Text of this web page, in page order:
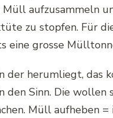
Müll aufzusammeln
zu stopfen. Für
eine grosse
der herumliegt, das
den Sinn. Die wollen
Müll aufheben